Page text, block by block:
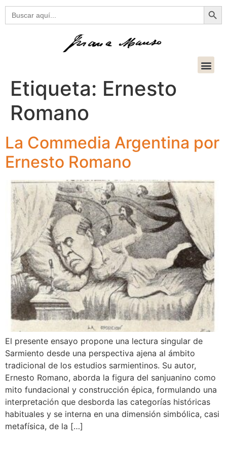
Buscar:
Etiqueta: Ernesto
Romano
La Commedia Argentina por
Ernesto Romano
El presente ensayo propone una lectura singular de
Sarmiento desde una perspectiva ajena al ámbito
tradicional de los estudios sarmientinos. Su autor,
Ernesto Romano, aborda la figura del sanjuanino como
mito fundacional y construcción épica, formulando una
interpretación que desborda las categorías históricas
habituales y se interna en una dimensión simbólica, casi
metafísica, de la […]